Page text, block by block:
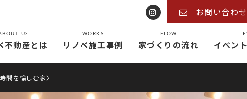
お問い合わせ
不動産とは
US
リノベ施工事例
WORKS
家づくりの流れ
FLOW
イベン
間を愉しむ家〉